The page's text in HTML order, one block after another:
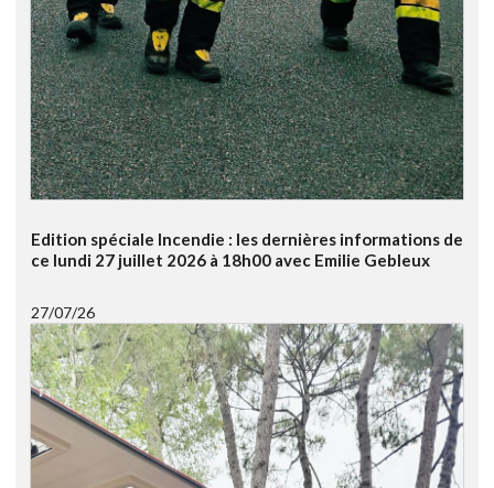
Edition spéciale Incendie : les dernières informations de
ce lundi 27 juillet 2026 à 18h00 avec Emilie Gebleux
27/07/26